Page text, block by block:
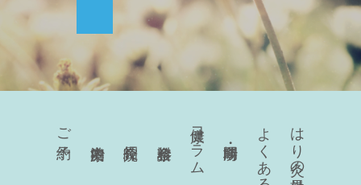
はり灸の効果
よくある質問
健康コラム
ご予約